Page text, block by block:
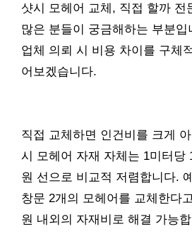
샷시 모헤어 교체, 직접 할까 전
많은 분들이 궁금해하는 부분
업체 의뢰 시 비용 차이를 구체
어보겠습니다.
직접 교체하면 인건비를 크게
시 모헤어 자재 자체는 1미터당
원 선으로 비교적 저렴합니다.
창문 2개의 모헤어를 교체한다
원 내외의 자재비로 해결 가능